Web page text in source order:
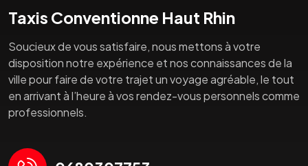
Taxis Conventionne Haut Rhin
Soucieux de vous satisfaire, nous mettons à votre
disposition notre expérience et nos connaissances de la
ville pour faire de votre trajet un voyage agréable, le tout
en arrivant à l’heure à vos rendez-vous personnels comme
professionnels.